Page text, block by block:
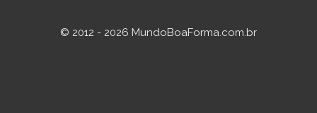
© 2012 - 2026 MundoBoaForma.com.br